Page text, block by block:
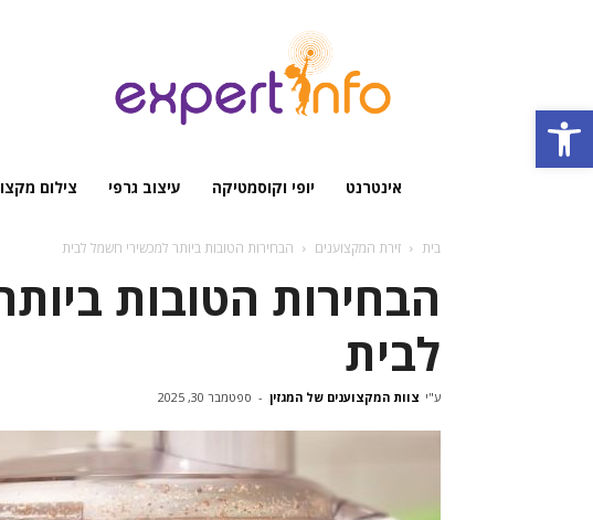
Open toolbar
אינטרנט יופי וקוסמטיקה עיצוב גרפי צילום
בית זירת המקצוענים הבחירות הטובות ביותר למכשירי חשמל לבית
הבחירות הטובות
לבית
ע"י צוות המקצוענים של המגזין - ספטמבר 30, 2025